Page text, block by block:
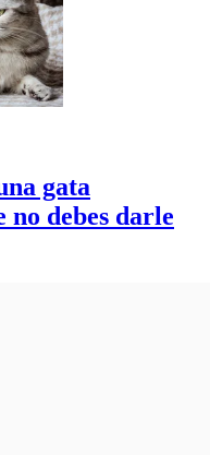
gata
no debes darle